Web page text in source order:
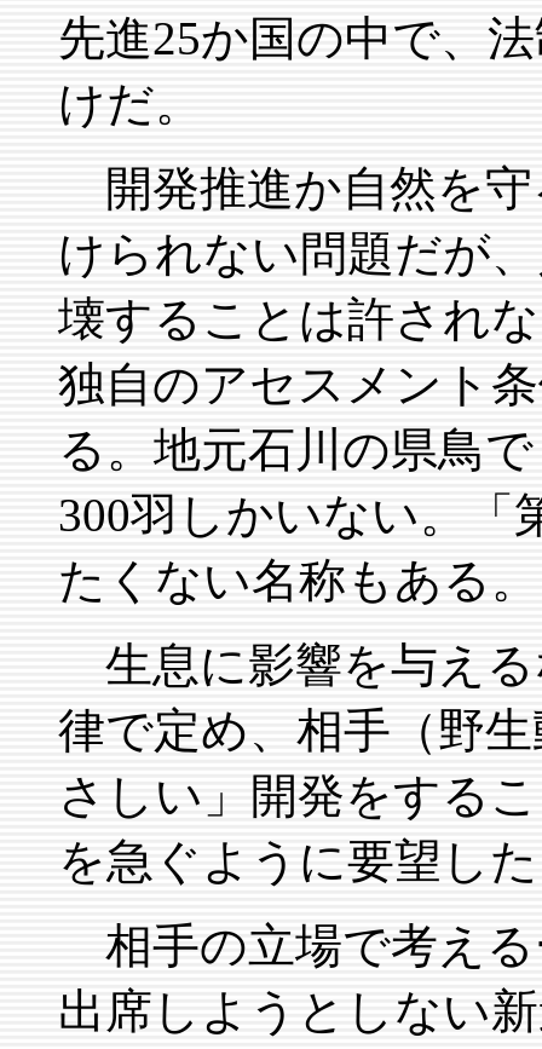
先進25か国の中で、
けだ。
開発推進か自然を
けられない問題だが
壊することは許され
独自のアセスメント
る。地元石川の県鳥
300羽しかいない。「
たくない名称もある。
生息に影響を与え
律で定め、相手（野
さしい」開発をする
を急ぐように要望し
相手の立場で考える
出席しようとしない